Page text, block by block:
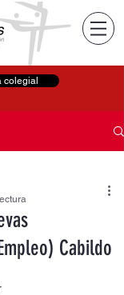
colegial
Cabildo